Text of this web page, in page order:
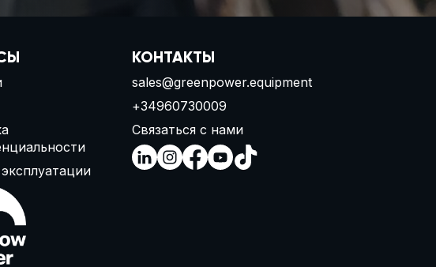
КОНТАКТЫ
sales@greenpower.equipment
+34960730009
Связаться с нами